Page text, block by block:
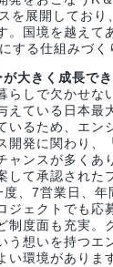
を展開しており
。国境を越えて
する仕組みづく
大きく成長で
らしで欠かせな
えている日本最
いるため、エン
開発に関わり、
ャンスが多くあ
して承認された
、7営業日、年
ジェクトでも応
制度面も充実。
う想いを持つエ
い環境がありま